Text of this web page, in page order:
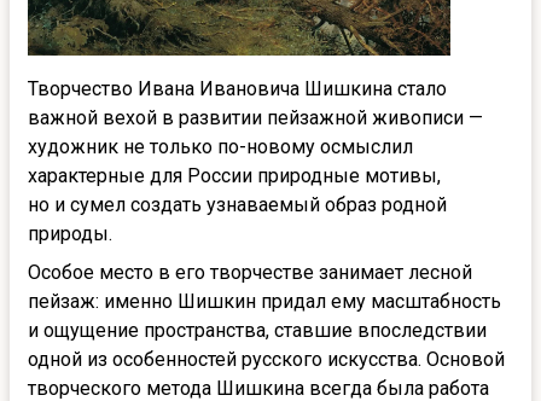
Творчество Ивана Ивановича Шишкина стало
важной вехой в развитии пейзажной живописи —
художник не только по-новому осмыслил
характерные для России природные мотивы,
но и сумел создать узнаваемый образ родной
природы.
Особое место в его творчестве занимает лесной
пейзаж: именно Шишкин придал ему масштабность
и ощущение пространства, ставшие впоследствии
одной из особенностей русского искусства. Основой
творческого метода Шишкина всегда была работа